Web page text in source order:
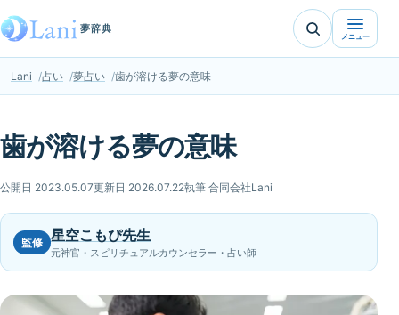
夢辞典
メニュー
Lani 占い 夢占い 歯が溶ける夢の意味
歯が溶ける夢の意味
公開日 2023.05.07更新日 2026.07.22執筆 合同会社Lani
監修 星空こもぴ先生
元神官・スピリチュアルカウンセラー・占い師